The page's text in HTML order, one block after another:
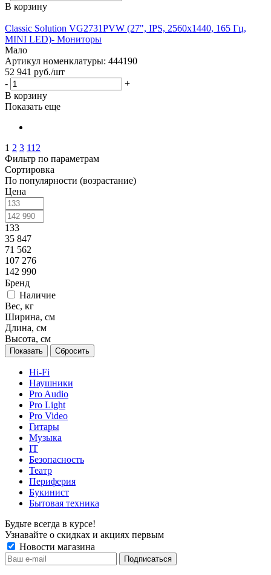
В корзину
Classic Solution VG2731PVW (27", IPS, 2560x1440, 165 Гц,
MINI LED)- Мониторы
Мало
Артикул номенклатуры: 444190
52 941 руб./шт
-
+
В корзину
Показать еще
1 2 3 112
Фильтр по параметрам
Сортировка
По популярности (возрастание)
Цена
133
35 847
71 562
107 276
142 990
Бренд
Наличие
Вес, кг
Ширина, см
Длина, см
Высота, см
Сбросить
Hi-Fi
Наушники
Pro Audio
Pro Light
Pro Video
Гитары
Музыка
IT
Безопасность
Театр
Периферия
Букинист
Бытовая техника
Будьте всегда в курсе!
Узнавайте о скидках и акциях первым
Новости магазина